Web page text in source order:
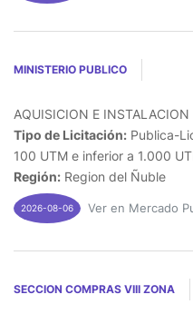
MINISTERIO PUBLICO
AQUISICION E INSTALACION
Tipo de Licitación: Publica-
100 UTM e inferior a 1.000
Región: Region del Ñuble
2026-08-06 Ver en Mercado
SECCION COMPRAS VIII ZONA